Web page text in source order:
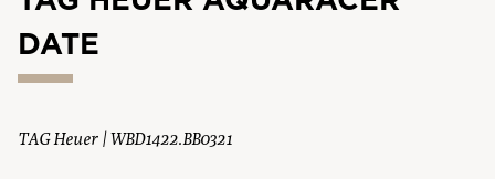
DATE
TAG Heuer | WBD1422.BB0321